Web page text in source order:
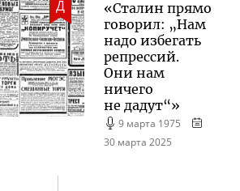
Д
«Сталин прямо
говорил: „Нам
надо избегать
репрессий.
Они нам
ничего
не дадут“»
9 марта 1975
30 марта 2025